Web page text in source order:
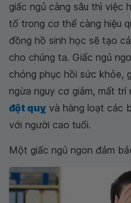
giấc ngủ càng sâu thì việc
tố trong cơ thể càng hiệu
đồng hồ sinh học sẽ tạo
cho chúng ta. Giấc ngủ
chóng phục hồi sức khỏe,
ngừa nguy cơ giảm, mất trí
đột quỵ và hàng loạt các
với người cao tuổi.
Một giấc ngủ ngon đảm